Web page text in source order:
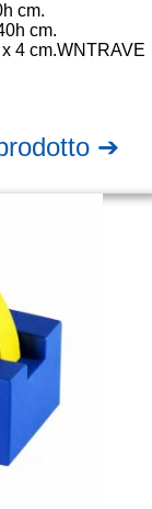
cm.
cm.
4 cm.WNTRAVE
➔